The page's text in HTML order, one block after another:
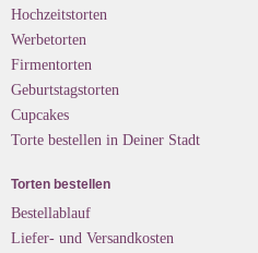
Hochzeitstorten
Werbetorten
Firmentorten
Geburtstagstorten
Cupcakes
Torte bestellen in Deiner Stadt
Torten bestellen
Bestellablauf
Liefer- und Versandkosten